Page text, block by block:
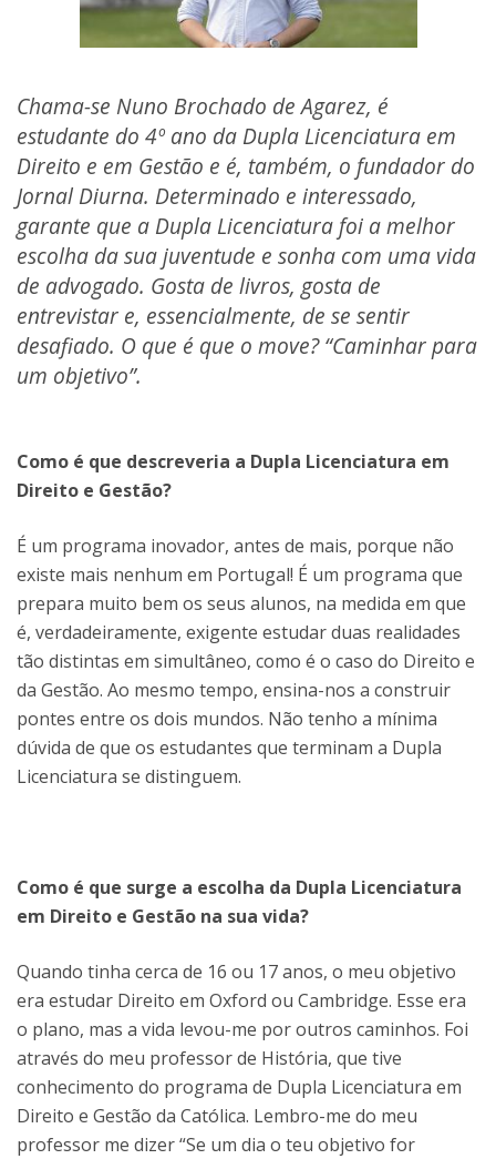
Chama-se Nuno Brochado de Agarez, é
estudante do 4º ano da Dupla Licenciatura em
Direito e em Gestão e é, também, o fundador do
Jornal Diurna. Determinado e interessado,
garante que a Dupla Licenciatura foi a melhor
escolha da sua juventude e sonha com uma vida
de advogado. Gosta de livros, gosta de
entrevistar e, essencialmente, de se sentir
desafiado. O que é que o move? “Caminhar para
um objetivo”.
Como é que descreveria a Dupla Licenciatura em
Direito e Gestão?
É um programa inovador, antes de mais, porque não
existe mais nenhum em Portugal! É um programa que
prepara muito bem os seus alunos, na medida em que
é, verdadeiramente, exigente estudar duas realidades
tão distintas em simultâneo, como é o caso do Direito e
da Gestão. Ao mesmo tempo, ensina-nos a construir
pontes entre os dois mundos. Não tenho a mínima
dúvida de que os estudantes que terminam a Dupla
Licenciatura se distinguem.
Como é que surge a escolha da Dupla Licenciatura
em Direito e Gestão na sua vida?
Quando tinha cerca de 16 ou 17 anos, o meu objetivo
era estudar Direito em Oxford ou Cambridge. Esse era
o plano, mas a vida levou-me por outros caminhos. Foi
através do meu professor de História, que tive
conhecimento do programa de Dupla Licenciatura em
Direito e Gestão da Católica. Lembro-me do meu
professor me dizer “Se um dia o teu objetivo for